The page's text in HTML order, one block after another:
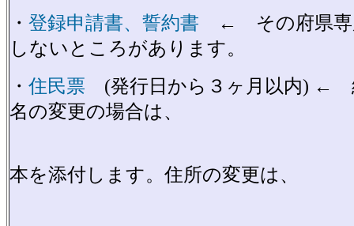
・ 登録申請書、誓約書
← その府県専
しないところがあります。
・ 住民票 (発行日から３ヶ月以内) ←
名の変更の場合は、
本を添付します。住所の変更は、